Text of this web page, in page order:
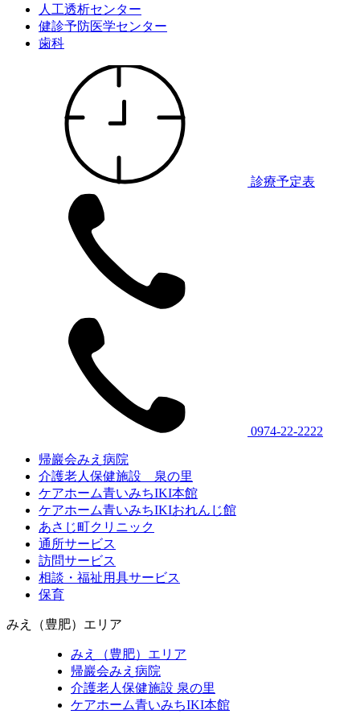
人工透析センター
健診予防医学センター
歯科
診療予定表
0974-22-2222
帰巖会みえ病院
介護老人保健施設 泉の里
ケアホーム青いみちIKI本館
ケアホーム青いみちIKIおれんじ館
あさじ町クリニック
通所サービス
訪問サービス
相談・福祉用具サービス
保育
みえ（豊肥）エリア
みえ（豊肥）エリア
帰巖会みえ病院
介護老人保健施設 泉の里
ケアホーム青いみちIKI本館